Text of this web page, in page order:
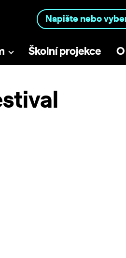
Školní projekce